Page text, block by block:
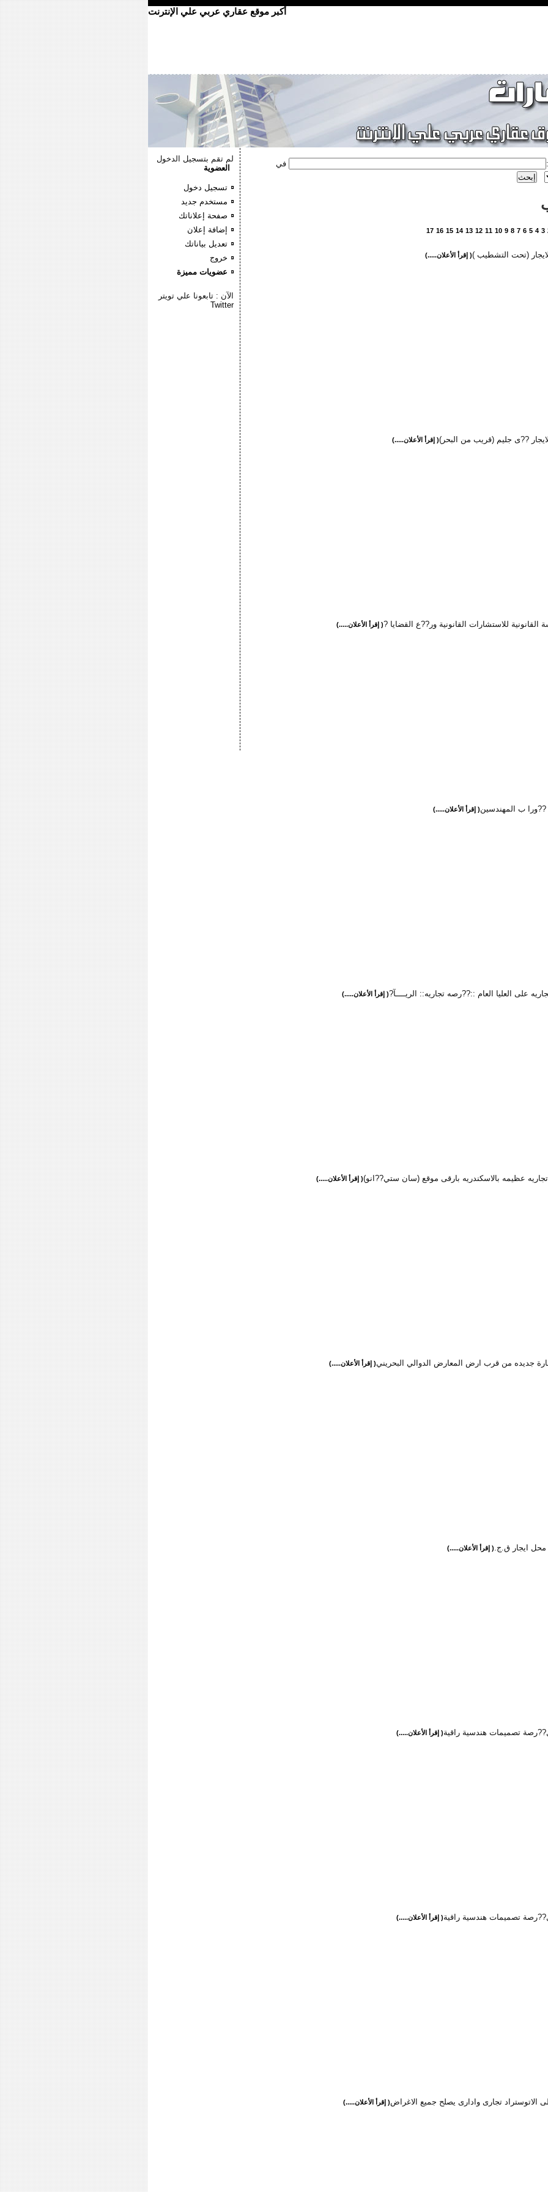
أكبر موقع عقاري عربي علي الإنترنت
لم تقم بتسجيل الدخول
العضوية
تسجيل دخول
مستخدم جديد
صفحة إعلاناتك
إضافة إعلان
تعديل بياناتك
خروج
عضويات مميزة
الآن : تابعونا علي تويتر
Twitter
في
3
4
5
6
7
8
9
10
11
12
13
14
15
16
17
(تحت التشطيب )( إقرأ الأعلان.....)
??ى جليم (قريب من البحر)( إقرأ الأعلان.....)
القانونية للاستشارات القانونية ور??ع القضايا ?( إقرأ الأعلان.....)
ب المهندسين( إقرأ الأعلان.....)
على العليا العام ::??رصه تجاريه:: الريــــآ?( إقرأ الأعلان.....)
عظيمه بالاسكندريه بارقى موقع (سان ستي??انو)( إقرأ الأعلان.....)
جديده من قرب ارض المعارض الدوالي البحريني( إقرأ الأعلان.....)
ايجار ق.ج. ( إقرأ الأعلان.....)
تصميمات هندسية راقية( إقرأ الأعلان.....)
تصميمات هندسية راقية( إقرأ الأعلان.....)
الاتوستراد تجارى وادارى يصلح جميع الاغراض( إقرأ الأعلان.....)